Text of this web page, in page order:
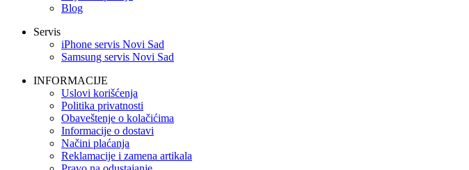
Blog
Servis
iPhone servis Novi Sad
Samsung servis Novi Sad
INFORMACIJE
Uslovi korišćenja
Politika privatnosti
Obaveštenje o kolačićima
Informacije o dostavi
Načini plaćanja
Reklamacije i zamena artikala